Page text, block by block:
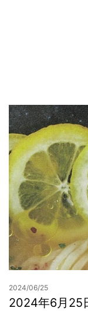
2024/06/25
2024年6月25